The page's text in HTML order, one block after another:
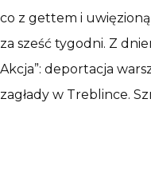
co z gettem i
za sześć tygodni. Z
Akcja”: deportacja
zagłady w Treblince.